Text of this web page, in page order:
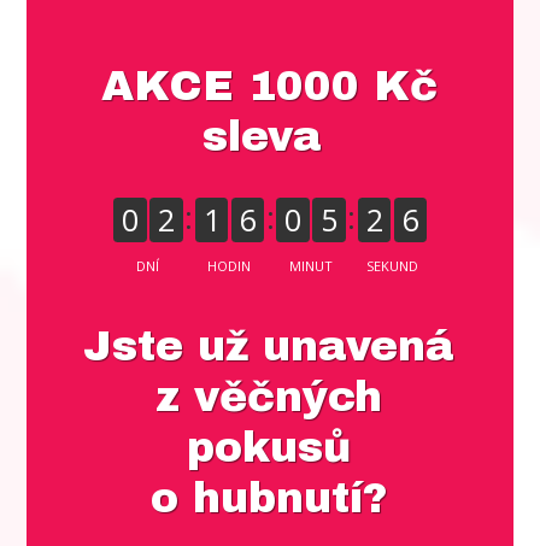
AKCE 1000 Kč
sleva
0 2
DNÍ
1 6
HODIN
0 5
MINUT
2
5
SEKUND
Jste už unavená
z věčných
pokusů
o hubnutí?